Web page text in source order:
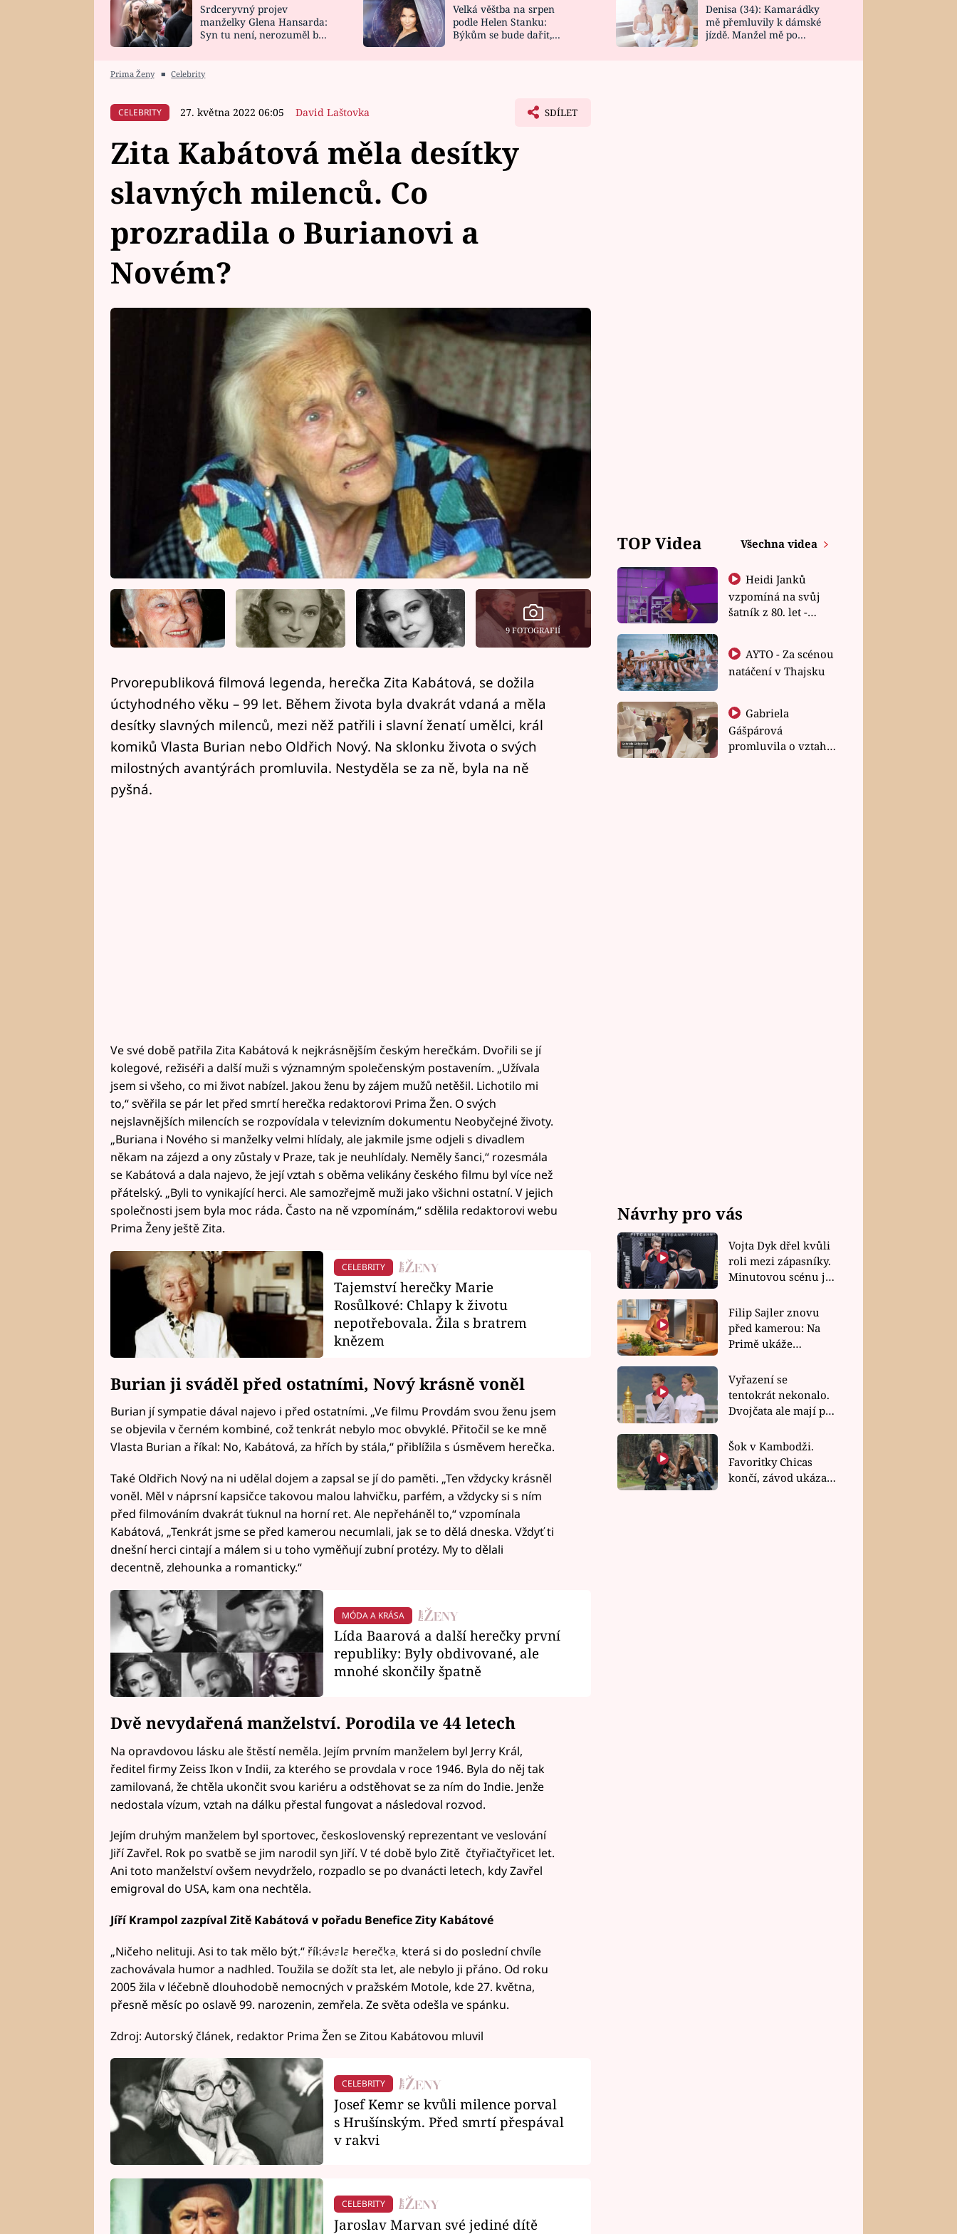
HOROSKOP NA
CELEBRITY
VAŘENÍ
NOVINKY
VIDEORECEPTY
DESIGN
Srdceryvný projev
manželky Glena Hansarda:
Syn tu není, nerozuměl by
Velká věštba na srpen
podle Helen Stanku:
Býkům se bude dařit,
Denisa (34): Kamarádky
mě přemluvily k dámské
jízdě. Manžel mě po
Prima Ženy ■ Celebrity
CELEBRITY 27. května 2022 06:05 David Laštovka SDÍLET
Zita Kabátová měla desítky
slavných milenců. Co
prozradila o Burianovi a
Novém?
9 FOTOGRAFIÍ
Prvorepubliková filmová legenda, herečka Zita Kabátová, se dožila
úctyhodného věku – 99 let. Během života byla dvakrát vdaná a měla
desítky slavných milenců, mezi něž patřili i slavní ženatí umělci, král
komiků Vlasta Burian nebo Oldřich Nový. Na sklonku života o svých
milostných avantýrách promluvila. Nestyděla se za ně, byla na ně
pyšná.
Ve své době patřila Zita Kabátová k nejkrásnějším českým herečkám. Dvořili se jí
kolegové, režiséři a další muži s významným společenským postavením. „Užívala
jsem si všeho, co mi život nabízel. Jakou ženu by zájem mužů netěšil. Lichotilo mi
to,“ svěřila se pár let před smrtí herečka redaktorovi Prima Žen. O svých
nejslavnějších milencích se rozpovídala v televizním dokumentu Neobyčejné životy.
„Buriana i Nového si manželky velmi hlídaly, ale jakmile jsme odjeli s divadlem
někam na zájezd a ony zůstaly v Praze, tak je neuhlídaly. Neměly šanci,“ rozesmála
se Kabátová a dala najevo, že její vztah s oběma velikány českého filmu byl více než
přátelský. „Byli to vynikající herci. Ale samozřejmě muži jako všichni ostatní. V jejich
společnosti jsem byla moc ráda. Často na ně vzpomínám,“ sdělila redaktorovi webu
Prima Ženy ještě Zita.
CELEBRITY
Tajemství herečky Marie
Rosůlkové: Chlapy k životu
nepotřebovala. Žila s bratrem
knězem
Burian ji sváděl před ostatními, Nový krásně voněl
Burian jí sympatie dával najevo i před ostatními. „Ve filmu Provdám svou ženu jsem
se objevila v černém kombiné, což tenkrát nebylo moc obvyklé. Přitočil se ke mně
Vlasta Burian a říkal: No, Kabátová, za hřích by stála,“ přiblížila s úsměvem herečka.
Také Oldřich Nový na ni udělal dojem a zapsal se jí do paměti. „Ten vždycky krásněl
voněl. Měl v náprsní kapsičce takovou malou lahvičku, parfém, a vždycky si s ním
před filmováním dvakrát ťuknul na horní ret. Ale nepřeháněl to,“ vzpomínala
Kabátová, „Tenkrát jsme se před kamerou necumlali, jak se to dělá dneska. Vždyť ti
dnešní herci cintají a málem si u toho vyměňují zubní protézy. My to dělali
decentně, zlehounka a romanticky.“
MÓDA A KRÁSA
Lída Baarová a další herečky první
republiky: Byly obdivované, ale
mnohé skončily špatně
Dvě nevydařená manželství. Porodila ve 44 letech
Na opravdovou lásku ale štěstí neměla. Jejím prvním manželem byl Jerry Král,
ředitel firmy Zeiss Ikon v Indii, za kterého se provdala v roce 1946. Byla do něj tak
zamilovaná, že chtěla ukončit svou kariéru a odstěhovat se za ním do Indie. Jenže
nedostala vízum, vztah na dálku přestal fungovat a následoval rozvod.
Jejím druhým manželem byl sportovec, československý reprezentant ve veslování
Jiří Zavřel. Rok po svatbě se jim narodil syn Jiří. V té době bylo Zitě čtyřiačtyřicet let.
Ani toto manželství ovšem nevydrželo, rozpadlo se po dvanácti letech, kdy Zavřel
emigroval do USA, kam ona nechtěla.
Jíří Krampol zazpíval Zitě Kabátová v pořadu Benefice Zity Kabátové
Failed to fetch
„Ničeho nelituji. Asi to tak mělo být,“ říkávala herečka, která si do poslední chvíle
zachovávala humor a nadhled. Toužila se dožít sta let, ale nebylo ji přáno. Od roku
2005 žila v léčebně dlouhodobě nemocných v pražském Motole, kde 27. května,
přesně měsíc po oslavě 99. narozenin, zemřela. Ze světa odešla ve spánku.
Zdroj: Autorský článek, redaktor Prima Žen se Zitou Kabátovou mluvil
CELEBRITY
Josef Kemr se kvůli milence porval
s Hrušínským. Před smrtí přespával
v rakvi
CELEBRITY
Jaroslav Marvan své jediné dítě
TOP Videa Všechna videa
Heidi Janků
vzpomíná na svůj
šatník z 80. let -
natáčení v Thajsku
Gabriela
Gášpárová
promluvila o vztahu
Návrhy pro vás
Vojta Dyk dřel kvůli
roli mezi zápasníky.
Minutovou scénu jel
Filip Sajler znovu
před kamerou: Na
Primě ukáže
rychlé recepty
Vyřazení se
tentokrát nekonalo.
Dvojčata ale mají po
závodu nůž na krku
Šok v Kambodži.
Favoritky Chicas
končí, závod ukázal